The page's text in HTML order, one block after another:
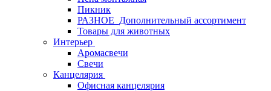
Пикник
РАЗНОЕ_Дополнительный ассортимент
Товары для животных
Интерьер
Аромасвечи
Свечи
Канцелярия
Офисная канцелярия